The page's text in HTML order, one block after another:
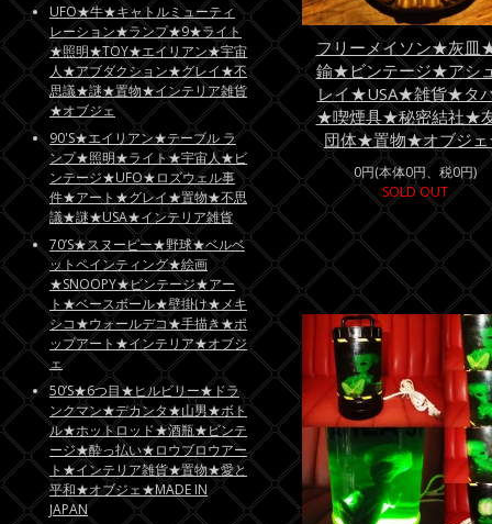
フリーメイソン★灰皿
鍮★ビンテージ★アシ
レイ★USA★雑貨★タ
★喫煙具★秘密結社★
団体★置物★オブジ
0円(本体0円、税0円)
SOLD OUT
UFO★牛★キャトルミューティ
レーション★ランプ★9★ライト
★照明★TOY★エイリアン★宇宙
人★アブダクション★グレイ★不
思議★謎★置物★インテリア雑貨
★オブジェ
90'S★エイリアン★テーブル ラ
ンプ★照明★ライト★宇宙人★ビ
ンテージ★UFO★ロズウェル事
件★アート★グレイ★置物★不思
議★謎★USA★インテリア雑貨
70’S★スヌーピー★野球★ベルベ
ットペインティング★絵画
★SNOOPY★ビンテージ★アー
ト★ベースボール★壁掛け★メキ
シコ★ウォールデコ★手描き★ポ
ップアート★インテリア★オブジ
ェ
50’S★6つ目★ヒルビリー★ドラ
ンクマン★デカンタ★山男★ボト
ル★ホットロッド★酒瓶★ビンテ
ージ★酔っ払い★ロウブロウアー
ト★インテリア雑貨★置物★愛と
平和★オブジェ★MADE IN
JAPAN